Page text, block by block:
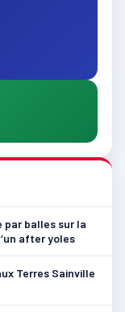
par balles sur la
after yoles
Terres Sainville